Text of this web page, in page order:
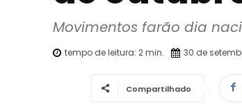
Movimentos farão dia
tempo de leitura: 2min. 30 de
Compartilhado